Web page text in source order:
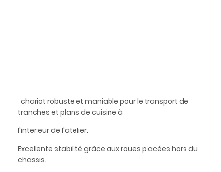
chariot robuste et maniable pour le transport de
tranches et plans de cuisine à
l'interieur de l'atelier.
Excellente stabilité grâce aux roues placées hors du
chassis.